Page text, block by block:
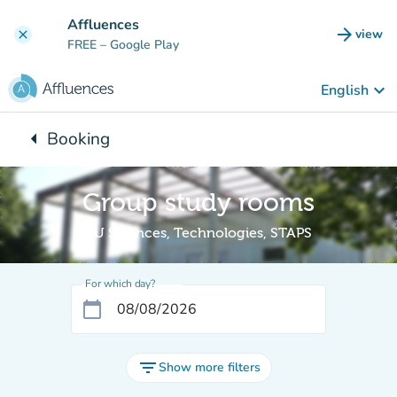
clear Affluences
FREE – Google Play arrow_forward view
(new
English keyboard_arrow_down
arrow_leftBack to:
Booking
Group study rooms
BU Sciences, Technologies, STAPS
For which day?
calendar_today
filter_listShow more filters